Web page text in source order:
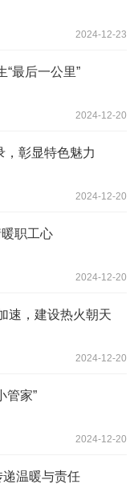
2024-12-23
最后一公里”
2024-12-20
，彰显特色魅力
2024-12-20
职工心
2024-12-20
速，建设热火朝天
2024-12-20
管家”
2024-12-20
递温暖与责任